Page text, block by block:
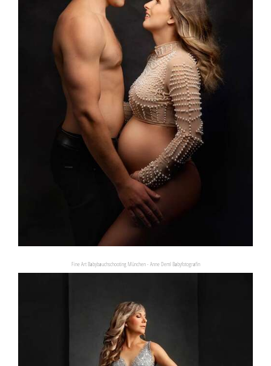
Fine Art Babybauchschooting München - Anne Deml Babyfotografin